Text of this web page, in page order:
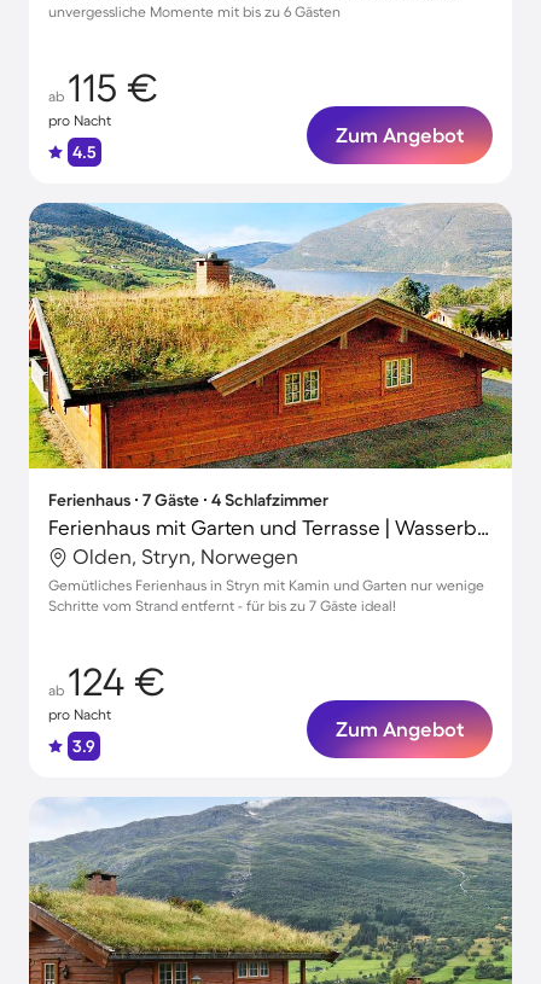
unvergessliche Momente mit bis zu 6 Gästen
ab 115 €
pro Nacht
4.5
Zum Angebot
Ferienhaus ∙ 7 Gäste ∙ 4 Schlafzimmer
Ferienhaus mit Garten und Terrasse | Wasserblick
Olden, Stryn, Norwegen
Gemütliches Ferienhaus in Stryn mit Kamin und Garten nur wenige
Schritte vom Strand entfernt - für bis zu 7 Gäste ideal!
ab 124 €
pro Nacht
3.9
Zum Angebot